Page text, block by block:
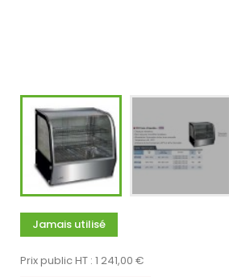
Jamais utilisé
Prix public HT : 1 241,00 €